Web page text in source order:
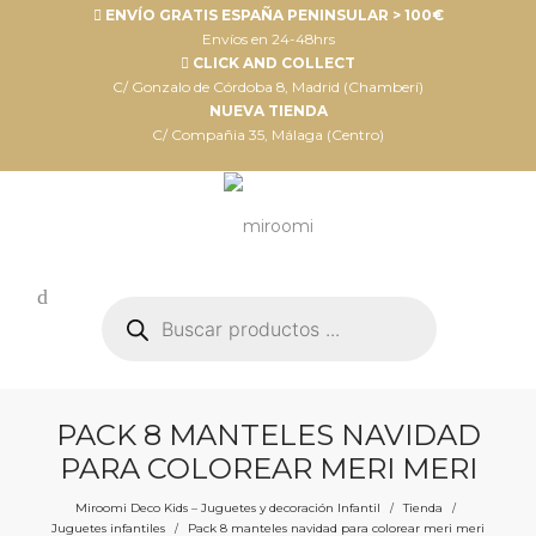
ENVÍO GRATIS ESPAÑA PENINSULAR > 100€
Envíos en 24-48hrs
CLICK AND COLLECT
C/ Gonzalo de Córdoba 8, Madrid (Chamberí)
NUEVA TIENDA
C/ Compañia 35, Málaga (Centro)
productos
PACK 8 MANTELES NAVIDAD
PARA COLOREAR MERI MERI
Miroomi Deco Kids – Juguetes y decoración Infantil / Tienda /
Juguetes infantiles / Pack 8 manteles navidad para colorear meri meri